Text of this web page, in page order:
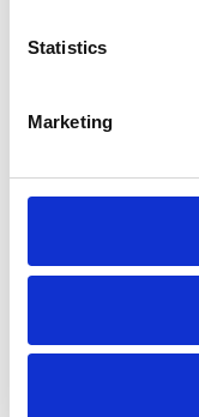
Statistics
Marketing
La Škoda